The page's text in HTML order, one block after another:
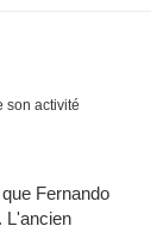
son activité
Fernando
L'ancien